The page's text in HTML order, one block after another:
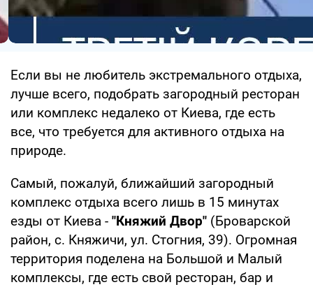
Если вы не любитель экстремального отдыха,
лучше всего, подобрать загородный ресторан
или комплекс недалеко от Киева, где есть
все, что требуется для активного отдыха на
природе.
Самый, пожалуй, ближайший загородный
комплекс отдыха всего лишь в 15 минутах
езды от Киева - "Княжий Двор" (Броварской
район, с. Княжичи, ул. Стогния, 39). Огромная
территория поделена на Большой и Малый
комплексы, где есть свой ресторан, бар и